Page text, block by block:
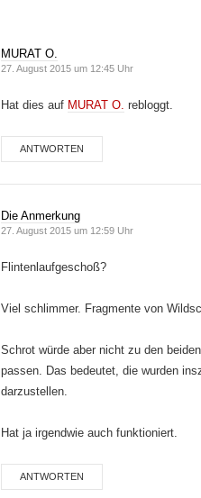
MURAT O.
27. August 2015 um 12:45 Uhr
Hat dies auf MURAT O. rebloggt.
ANTWORTEN
Die Anmerkung
27. August 2015 um 12:59 Uhr
Flintenlaufgeschoß?
Viel schlimmer. Fragmente von
Schrot würde aber nicht zu den
passen. Das bedeutet, die wurden
darzustellen.
Hat ja irgendwie auch funktioniert.
ANTWORTEN